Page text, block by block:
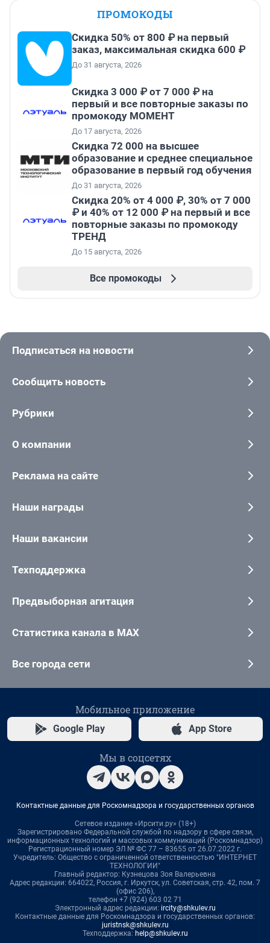
ПРОМОКОДЫ
Скидка 50% от 800 ₽ на первый
заказ, максимальная скидка 600 ₽
До 31 августа, 2026
Скидка 3 000 ₽ от 7 000 ₽ на
первый и все повторные заказы по
промокоду МОМЕНТ
До 17 августа, 2026
Скидка 72 000 на высшее
образование и среднее специальное
образование в первый год обучения
До 31 августа, 2026
Скидка 20% от 4 000 ₽, 30% от 7 000
₽ и 40% от 12 000 ₽ на первый и все
повторные заказы по промокоду
ТРЕНД
До 15 августа, 2026
Все промокоды
Подписаться на новости
Сообщить новость
Рубрики
О компании
Реклама на сайте
Наши награды
Наши вакансии
Техподдержка
Предвыборная агитация
Статистика канала в MAX
Все города сети
Мобильное приложение
Google Play App Store
Мы в соцсетях
Контактные данные для Роскомнадзора и государственных органов
Сетевое издание «Ирсити.ру» (18+)
Зарегистрировано Федеральной службой по надзору в сфере связи,
информационных технологий и массовых коммуникаций (Роскомнадзор)
Регистрационный номер ЭЛ № ФС 77 – 83655 от 26.07.2022 г.
Учредитель: Общество с ограниченной ответственностью "ИНТЕРНЕТ
ТЕХНОЛОГИИ"
Главный редактор: Кузнецова Зоя Валерьевна
Адрес редакции: 664022, Россия, г. Иркутск, ул. Советская, стр. 42, пом. 7
(офис 206),
телефон +7 (924) 603 02 71
Электронный адрес редакции: ircity@shkulev.ru
Контактные данные для Роскомнадзора и государственных органов:
juristnsk@shkulev.ru
Техподдержка: help@shkulev.ru